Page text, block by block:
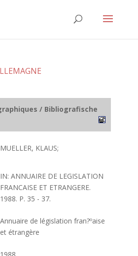
/ Bibliografische
MUELLER, KLAUS;
IN: ANNUAIRE DE LEGISLATION
FRANCAISE ET ETRANGERE.
1988. P. 35 - 37.
Annuaire de législation fran?ºaise
et étrangère